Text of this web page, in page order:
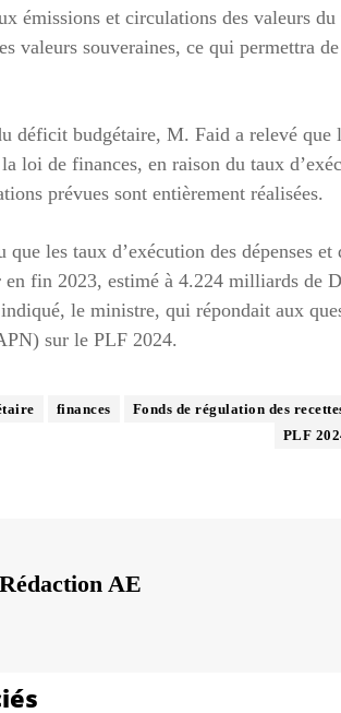
émissions et circulations des valeurs
valeurs souveraines, ce qui permettra
déficit budgétaire, M. Faid a relevé
loi de finances, en raison du taux
prévues sont entièrement réalisées.
les taux d’exécution des dépenses
en fin 2023, estimé à 4.224 milliards de
le ministre, qui répondait aux
sur le PLF 2024.
finances Fonds de régulation des
PLF
Rédaction AE